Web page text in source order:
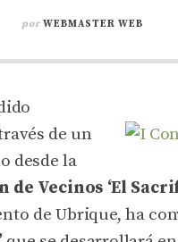
por WEBMASTER WEB
de un
desde la
de Vecinos ‘El
de Ubrique, ha